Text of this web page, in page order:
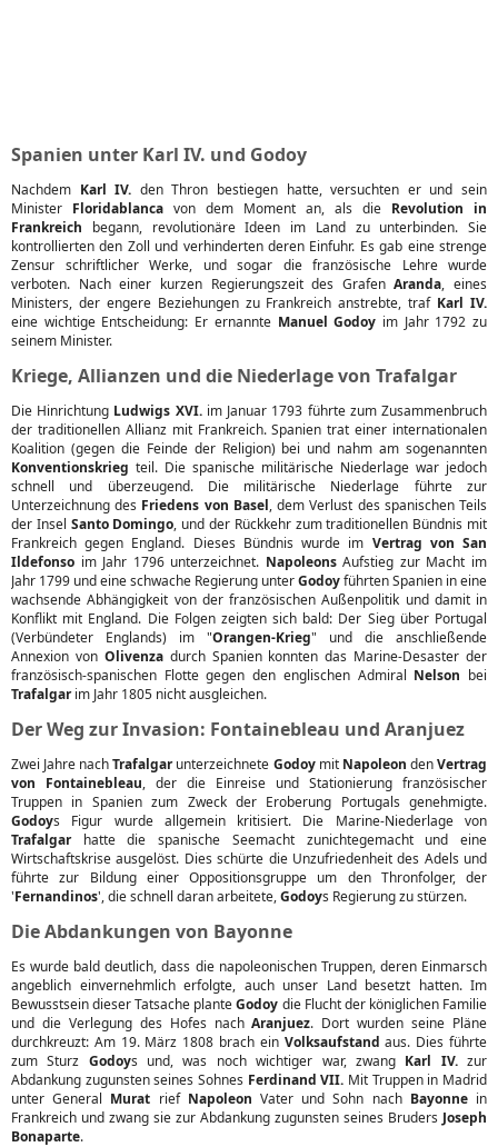
Spanien unter Karl IV. und Godoy
Nachdem Karl IV. den Thron bestiegen hatte, versuchten er und sein
Minister Floridablanca von dem Moment an, als die Revolution in
Frankreich begann, revolutionäre Ideen im Land zu unterbinden. Sie
kontrollierten den Zoll und verhinderten deren Einfuhr. Es gab eine strenge
Zensur schriftlicher Werke, und sogar die französische Lehre wurde
verboten. Nach einer kurzen Regierungszeit des GrafenAranda, eines
Ministers, der engere Beziehungen zu Frankreich anstrebte, traf Karl IV.
eine wichtige Entscheidung: Er ernannte Manuel Godoy im Jahr 1792 zu
seinem Minister.
Kriege, Allianzen und die Niederlage von Trafalgar
Die Hinrichtung Ludwigs XVI.im Januar 1793 führte zum Zusammenbruch
der traditionellen Allianz mit Frankreich. Spanien trat einer internationalen
Koalition (gegen die Feinde der Religion) bei und nahm am sogenannten
Konventionskrieg teil. Die spanische militärische Niederlage war jedoch
schnell und überzeugend. Die militärische Niederlage führte zur
Unterzeichnung des Friedens von Basel, dem Verlust des spanischen Teils
der Insel Santo Domingo, und der Rückkehr zum traditionellen Bündnis mit
Frankreich gegen England. Dieses Bündnis wurde im Vertrag von San
Ildefonso im Jahr 1796 unterzeichnet. NapoleonsAufstieg zur Macht im
Jahr 1799 und eine schwache Regierung unterGodoyführten Spanien in eine
wachsende Abhängigkeit von der französischen Außenpolitik und damit in
Konflikt mit England. Die Folgen zeigten sich bald: Der Sieg über Portugal
(Verbündeter Englands) im "Orangen-Krieg" und die anschließende
Annexion von Olivenzadurch Spanien konnten das Marine-Desaster der
französisch-spanischen Flotte gegen den englischen Admiral Nelson bei
Trafalgarim Jahr 1805 nicht ausgleichen.
Der Weg zur Invasion: Fontainebleau und Aranjuez
Zwei Jahre nachTrafalgarunterzeichnete Godoymit Napoleon denVertrag
von Fontainebleau, der die Einreise und Stationierung französischer
Truppen in Spanien zum Zweck der Eroberung Portugals genehmigte.
Godoys Figur wurde allgemein kritisiert. Die Marine-Niederlage von
Trafalgarhatte die spanische Seemacht zunichtegemacht und eine
Wirtschaftskrise ausgelöst. Dies schürte die Unzufriedenheit des Adels und
führte zur Bildung einer Oppositionsgruppe um den Thronfolger, der
'Fernandinos', die schnell daran arbeitete,Godoys Regierung zu stürzen.
Die Abdankungen von Bayonne
Es wurde bald deutlich, dass die napoleonischen Truppen, deren Einmarsch
angeblich einvernehmlich erfolgte, auch unser Land besetzt hatten. Im
Bewusstsein dieser Tatsache planteGodoy die Flucht der königlichen Familie
und die Verlegung des Hofes nachAranjuez. Dort wurden seine Pläne
durchkreuzt: Am 19. März 1808 brach ein Volksaufstand aus. Dies führte
zum Sturz Godoys und, was noch wichtiger war, zwang Karl IV.zur
Abdankung zugunsten seines Sohnes Ferdinand VII. Mit Truppen in Madrid
unter General Murat rief Napoleon Vater und Sohn nach Bayonnein
Frankreich und zwang sie zur Abdankung zugunsten seines Bruders Joseph
Bonaparte.